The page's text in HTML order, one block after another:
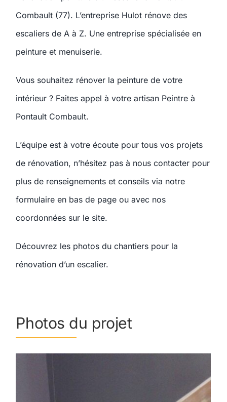
Combault (77). L’entreprise Hulot rénove des
escaliers de A à Z. Une entreprise spécialisée en
peinture et menuiserie.
Vous souhaitez rénover la peinture de votre
intérieur ? Faites appel à votre artisan Peintre à
Pontault Combault.
L’équipe est à votre écoute pour tous vos projets
de rénovation, n’hésitez pas à nous contacter pour
plus de renseignements et conseils via notre
formulaire en bas de page ou avec nos
coordonnées sur le site.
Découvrez les photos du chantiers pour la
rénovation d’un escalier.
Photos du projet